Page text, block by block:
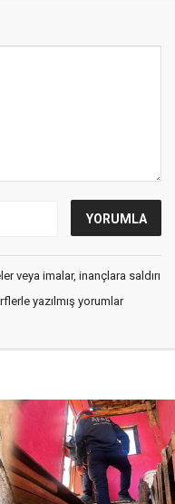
veya imalar, inançlara saldırı
yazılmış yorumlar